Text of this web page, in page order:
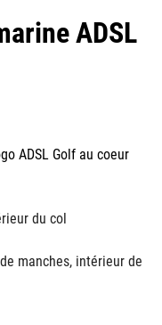
ADSL
ADSL Golf au coeur
du col
manches, intérieur de